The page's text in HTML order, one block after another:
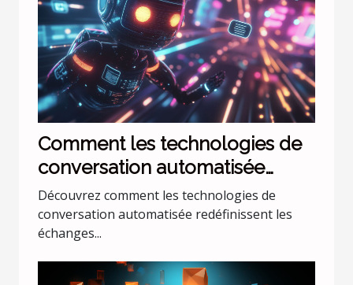
Comment les technologies de
conversation automatisée
transforment-elles l'interaction
numérique ?
Découvrez comment les technologies de
conversation automatisée redéfinissent les
échanges...